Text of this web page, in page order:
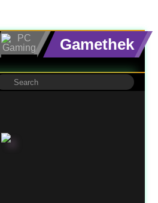
Gamethek